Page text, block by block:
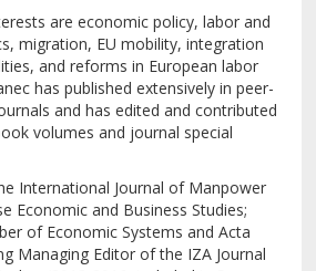
are economic policy, labor and
migration, EU mobility, integration
and reforms in European labor
has published extensively in peer-
and has edited and contributed
volumes and journal special
International Journal of Manpower
Economic and Business Studies;
of Economic Systems and Acta
Managing Editor of the IZA Journal